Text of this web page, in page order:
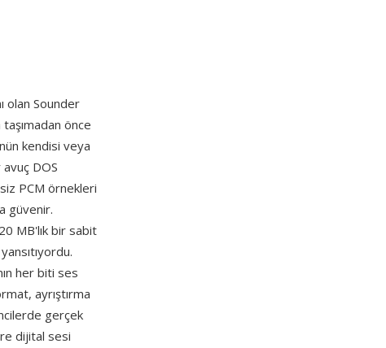
olan Sounder
önce
kendisi veya
DOS
PCM örnekleri
güvenir.
MB'lık bir sabit
her biti ses
ayrıştırma
gerçek
dijital sesi